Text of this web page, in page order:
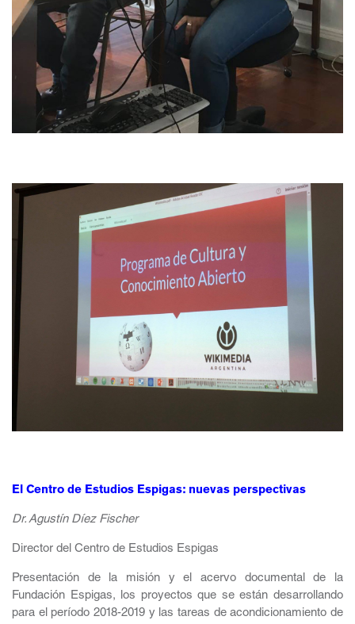
El Centro de Estudios Espigas: nuevas perspectivas
Dr. Agustín Díez Fischer
Director del Centro de Estudios Espigas
Presentación de la misión y el acervo documental de la
Fundación Espigas, los proyectos que se están desarrollando
para el período 2018-2019 y las tareas de acondicionamiento de